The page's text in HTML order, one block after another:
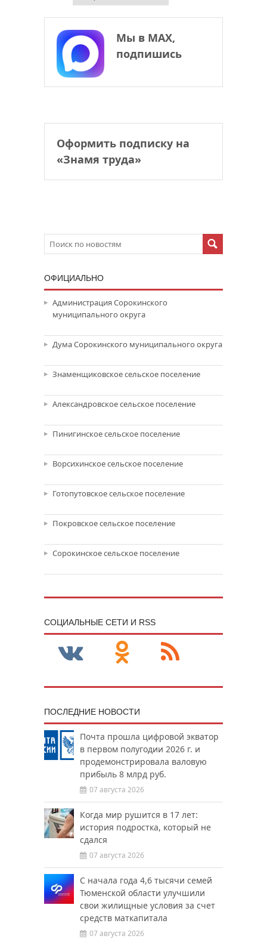
Мы в МАХ,
подпишись
Оформить подписку на
«Знамя труда»
ОФИЦИАЛЬНО
Администрация Сорокинского
муниципального округа
Дума Сорокинского муниципального округа
Знаменщиковское сельское поселение
Александровское сельское поселение
Пинигинское сельское поселение
Ворсихинское сельское поселение
Готопутовское сельское поселение
Покровское сельское поселение
Сорокинское сельское поселение
CОЦИАЛЬНЫЕ СЕТИ И RSS
ПОСЛЕДНИЕ НОВОСТИ
Почта прошла цифровой экватор
в первом полугодии 2026 г. и
продемонстрировала валовую
прибыль 8 млрд руб.
07 августа 2026
Когда мир рушится в 17 лет:
история подростка, который не
сдался
07 августа 2026
С начала года 4,6 тысячи семей
Тюменской области улучшили
свои жилищные условия за счет
средств маткапитала
07 августа 2026